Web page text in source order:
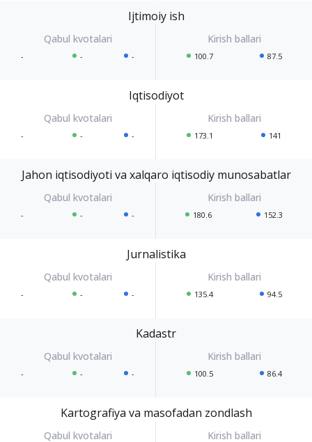
Ijtimoiy ish
- - - 100.7 87.5
Iqtisodiyot
- - - 173.1 141
Jahon iqtisodiyoti va xalqaro iqtisodiy munosabatlar
- - - 180.6 152.3
Jurnalistika
- - - 135.4 94.5
Kadastr
- - - 100.5 86.4
Kartografiya va masofadan zondlash